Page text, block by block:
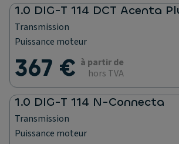
1.0 DIG-T 114 DCT Acenta
Transmission
Puissance moteur
367 € à partir de
hors TVA
1.0 DIG-T 114 N-Connecta
Transmission
Puissance moteur